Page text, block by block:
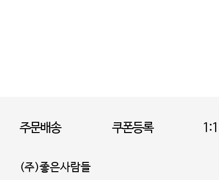
주문배송 쿠폰등록
(주)좋은사람들